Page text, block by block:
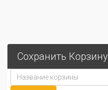
Сохранить Корзину